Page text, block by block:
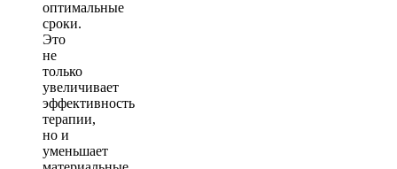
оптимальные
сроки.
Это
не
только
увеличивает
эффективность
терапии,
но и
уменьшает